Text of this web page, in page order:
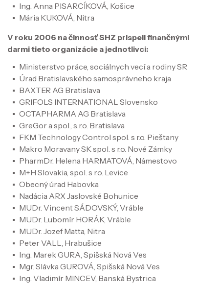
Ing. Anna PISARCÍKOVÁ, Košice
Mária KUKOVÁ, Nitra
V roku 2006 na činnosť SHZ prispeli finančnými
darmi tieto organizácie a jednotlivci:
Ministerstvo práce, sociálnych vecí a rodiny SR
Úrad Bratislavského samosprávneho kraja
BAXTER AG Bratislava
GRIFOLS INTERNATIONAL Slovensko
OCTAPHARMA AG Bratislava
GreGor a spol., s.r.o. Bratislava
FKM Technology Control spol. s r.o. Pieštany
Makro Moravany SK spol. s r.o. Nové Zámky
PharmDr. Helena HARMATOVÁ, Námestovo
M+H Slovakia, spol. s r.o. Levice
Obecný úrad Habovka
Nadácia ARX Jaslovské Bohunice
MUDr. Vincent SÁDOVSKÝ, Vráble
MUDr. Lubomír HORÁK, Vráble
MUDr. Jozef Matta, Nitra
Peter VALL, Hrabušice
Ing. Marek GURA, Spišská Nová Ves
Mgr. Slávka GUROVÁ, Spišská Nová Ves
Ing. Vladimír MINCEV, Banská Bystrica